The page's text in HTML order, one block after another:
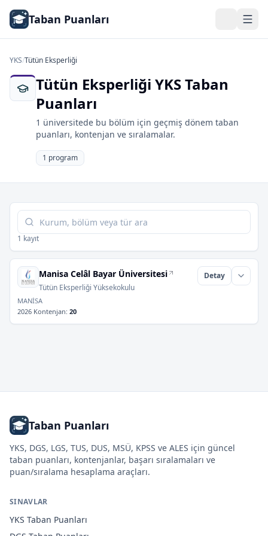
Taban Puanları
YKS/Tütün Eksperliği
Tütün Eksperliği YKS Taban
Puanları
1 üniversitede bu bölüm için geçmiş dönem taban
puanları, kontenjan ve sıralamalar.
1 program
Tabloda ara
1 kayıt
Manisa Celâl Bayar Üniversitesi
Tütün Eksperliği Yüksekokulu
Detay
MANİSA
2026 Kontenjan: 20
Taban Puanları
YKS, DGS, LGS, TUS, DUS, MSÜ, KPSS ve ALES için güncel
taban puanları, kontenjanlar, başarı sıralamaları ve
puan/sıralama hesaplama araçları.
SINAVLAR
YKS Taban Puanları